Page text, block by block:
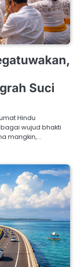
Suci
Hindu
wujud bhakti
mangkin,…